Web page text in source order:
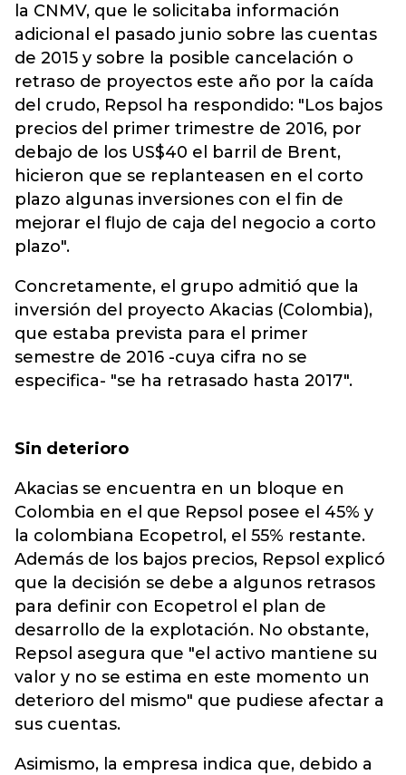
la CNMV, que le solicitaba información
adicional el pasado junio sobre las cuentas
de 2015 y sobre la posible cancelación o
retraso de proyectos este año por la caída
del crudo, Repsol ha respondido: "Los bajos
precios del primer trimestre de 2016, por
debajo de los US$40 el barril de Brent,
hicieron que se replanteasen en el corto
plazo algunas inversiones con el fin de
mejorar el flujo de caja del negocio a corto
plazo".
Concretamente, el grupo admitió que la
inversión del proyecto Akacias (Colombia),
que estaba prevista para el primer
semestre de 2016 -cuya cifra no se
especifica- "se ha retrasado hasta 2017".
Sin deterioro
Akacias se encuentra en un bloque en
Colombia en el que Repsol posee el 45% y
la colombiana Ecopetrol, el 55% restante.
Además de los bajos precios, Repsol explicó
que la decisión se debe a algunos retrasos
para definir con Ecopetrol el plan de
desarrollo de la explotación. No obstante,
Repsol asegura que "el activo mantiene su
valor y no se estima en este momento un
deterioro del mismo" que pudiese afectar a
sus cuentas.
Asimismo, la empresa indica que, debido a